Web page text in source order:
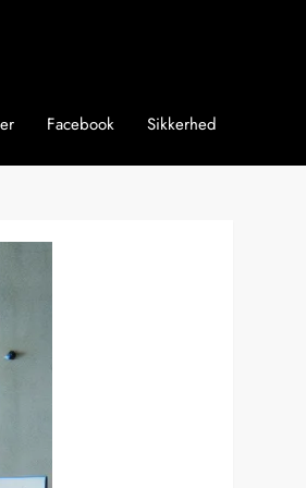
Facebook Sikkerhed